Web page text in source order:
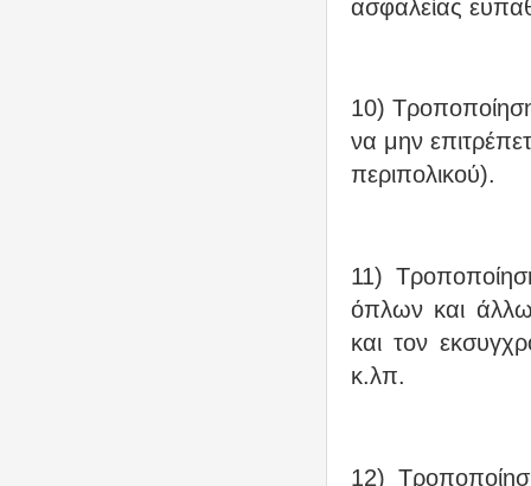
ασφαλείας
10)
να μην
περιπολικού).
11)
όπλων και
και τον
κ.λπ.
12)